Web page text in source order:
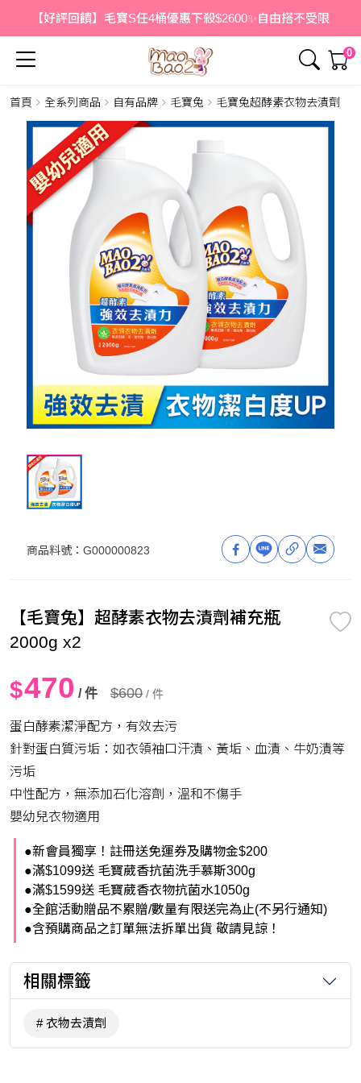
【好評回饋】毛寶S任4桶優惠下殺$2600✨自由搭不受限
0
簡介 內容
首頁 全系列商品 自有品牌 毛寶兔 毛寶兔超酵素衣物去漬劑
商品料號：G000000823
【毛寶兔】超酵素衣物去漬劑補充瓶
2000g x2
$470 / 件 $600 / 件
蛋白酵素潔淨配方，有效去污
針對蛋白質污垢：如衣領袖口汗漬、黃垢、血漬、牛奶漬等
污垢
中性配方，無添加石化溶劑，溫和不傷手
嬰幼兒衣物適用
●新會員獨享！註冊送免運券及購物金$200
●滿$1099送 毛寶葳香抗菌洗手慕斯300g
●滿$1599送 毛寶葳香衣物抗菌水1050g
●全館活動贈品不累贈/數量有限送完為止(不另行通知)
●含預購商品之訂單無法拆單出貨 敬請見諒！
相關標籤
衣物去漬劑